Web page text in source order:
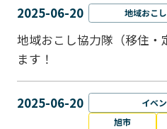
2025-06-20 地域おこ
地域おこし協力隊（移住・
ます！
2025-06-20 イベ
旭市